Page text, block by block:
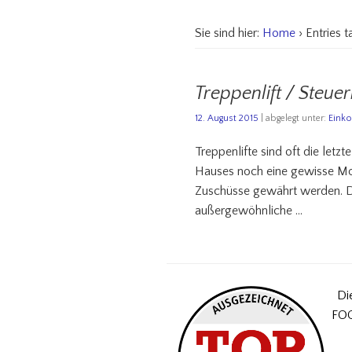
Sie sind hier: Home › Entries
Treppenlift /
12. August 2015 | abgelegt unter:
Treppenlifte sind oft die
Hauses noch eine gewisse
Zuschüsse gewährt werden.
außergewöhnliche …